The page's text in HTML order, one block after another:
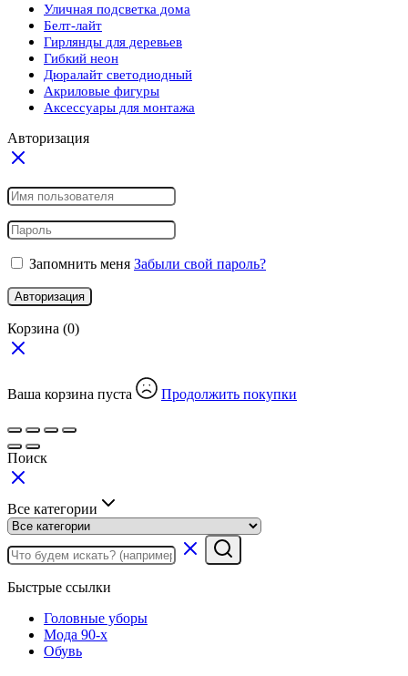
Уличная подсветка дома
Белт-лайт
Гирлянды для деревьев
Гибкий неон
Дюралайт светодиодный
Акриловые фигуры
Аксессуары для монтажа
Авторизация
Запомнить меня Забыли свой пароль?
Авторизация
Корзина (0)
Ваша корзина пуста Продолжить покупки
Поиск
Все категории
Быстрые ссылки
Головные уборы
Мода 90-х
Обувь